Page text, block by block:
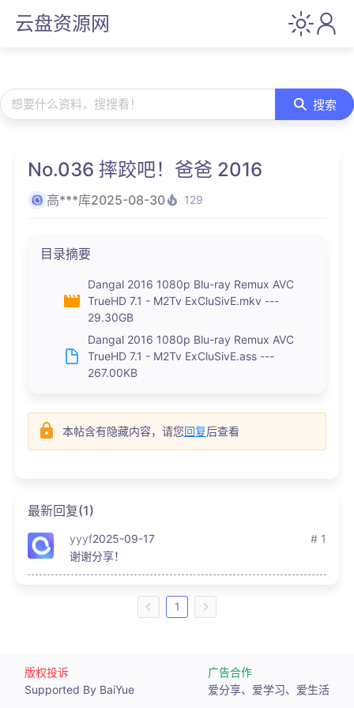
云盘资源网
想要什么资料，搜搜看！ 搜索
No.036 摔跤吧！爸爸 2016
高***库2025-08-30 129
目录摘要
Dangal 2016 1080p Blu-ray Remux AVC
TrueHD 7.1 - M2Tv ExCluSivE.mkv ---
29.30GB
Dangal 2016 1080p Blu-ray Remux AVC
TrueHD 7.1 - M2Tv ExCluSivE.ass ---
267.00KB
本帖含有隐藏内容，请您回复后查看
最新回复(1)
yyyf2025-09-17
# 1
谢谢分享！
1
版权投诉
Supported By BaiYue
广告合作
爱分享、爱学习、爱生活